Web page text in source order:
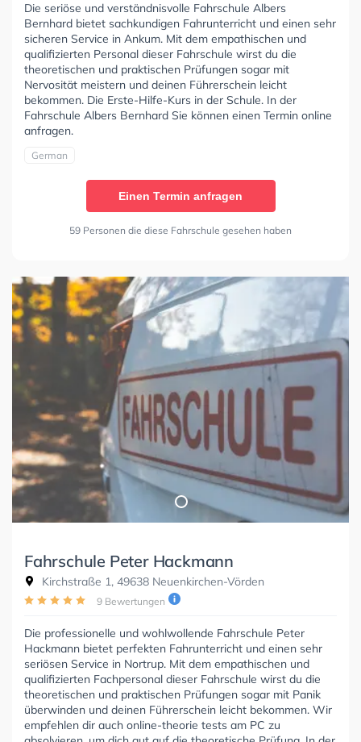
Die seriöse und verständnisvolle Fahrschule Albers
Bernhard bietet sachkundigen Fahrunterricht und einen sehr
sicheren Service in Ankum. Mit dem empathischen und
qualifizierten Personal dieser Fahrschule wirst du die
theoretischen und praktischen Prüfungen sogar mit
Nervosität meistern und deinen Führerschein leicht
bekommen. Die Erste-Hilfe-Kurs in der Schule. In der
Fahrschule Albers Bernhard Sie können einen Termin online
anfragen.
German
Einen Termin anfragen
59 Personen die diese Fahrschule gesehen haben
Fahrschule Peter Hackmann
Kirchstraße 1, 49638 Neuenkirchen-Vörden
9 Bewertungen
Die professionelle und wohlwollende Fahrschule Peter
Hackmann bietet perfekten Fahrunterricht und einen sehr
seriösen Service in Nortrup. Mit dem empathischen und
qualifizierten Fachpersonal dieser Fahrschule wirst du die
theoretischen und praktischen Prüfungen sogar mit Panik
überwinden und deinen Führerschein leicht bekommen. Wir
empfehlen dir auch online-theorie tests am PC zu